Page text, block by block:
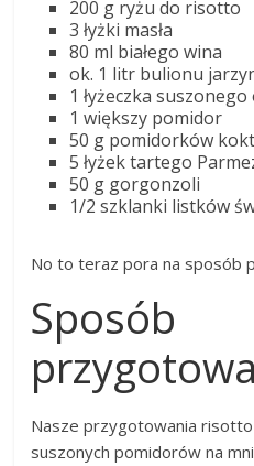
200 g ryżu do risotto
3 łyżki masła
80 ml białego wina
ok. 1 litr bulionu
1 łyżeczka
1 większy pomidor
50 g pomidorków
5 łyżek tartego
50 g gorgonzoli
1/2 szklanki listków
No to teraz pora na sposób
Sposób
Nasze przygotowania
suszonych pomidorów na